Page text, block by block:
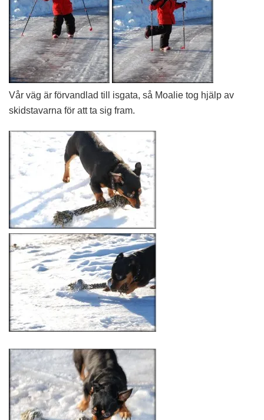
Vår väg är förvandlad till isgata, så Moalie tog hjälp av
skidstavarna för att ta sig fram.